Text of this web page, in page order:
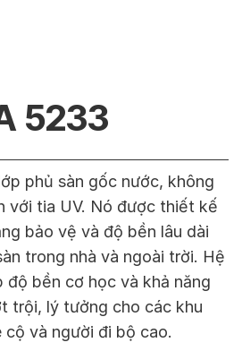
5233
phủ sàn gốc nước, không
với tia UV. Nó được thiết kế
bảo vệ và độ bền lâu dài
trong nhà và ngoài trời. Hệ
độ bền cơ học và khả năng
trội, lý tưởng cho các khu
và người đi bộ cao.